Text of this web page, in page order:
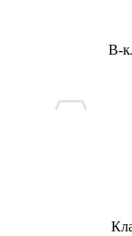
B-